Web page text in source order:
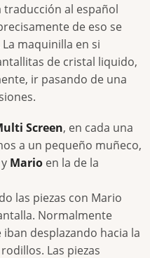
al español
de eso se
maquinilla en si
de cristal liquido,
ir pasando de una
Screen, en cada una
a un pequeño muñeco,
Mario en la de la
las piezas con Mario
Normalmente
desplazando hacia la
Las piezas